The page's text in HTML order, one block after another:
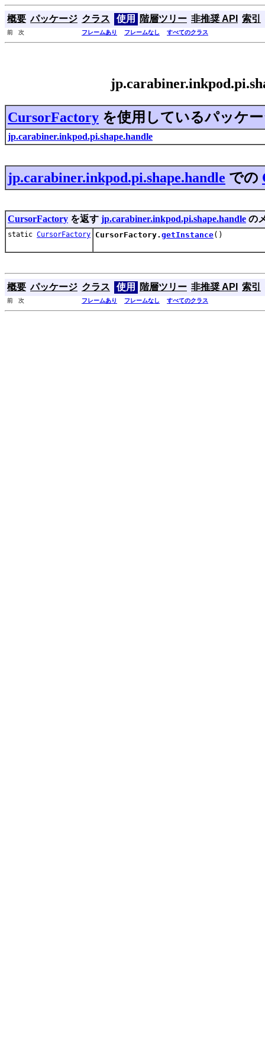
概要 パッケージ クラス 使用 階層ツリー 非推奨 API 索引
前 次 フレームあり フレームなし すべてのクラス
CursorFactory を使用しているパッケ
jp.carabiner.inkpod.pi.shape.handle
jp.carabiner.inkpod.pi.shape.handle での
CursorFactory を返す jp.carabiner.inkpod.pi.shape.handle の
static CursorFactory CursorFactory. getInstance()
概要 パッケージ クラス 使用 階層ツリー 非推奨 API 索引
前 次 フレームあり フレームなし すべてのクラス